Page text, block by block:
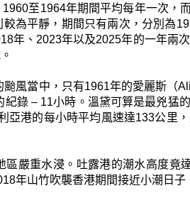
至1964年期間平均每年一次
為平靜，期間只有兩次，分別為
年、2023年以及2025年的一年
風當中，只有1961年的愛麗斯
錄 – 11小時。溫黛可算是最兇
亞港的每小時平均風速達133公里
嚴重水浸。吐露港的潮水高度
年山竹吹襲香港期間接近小潮日